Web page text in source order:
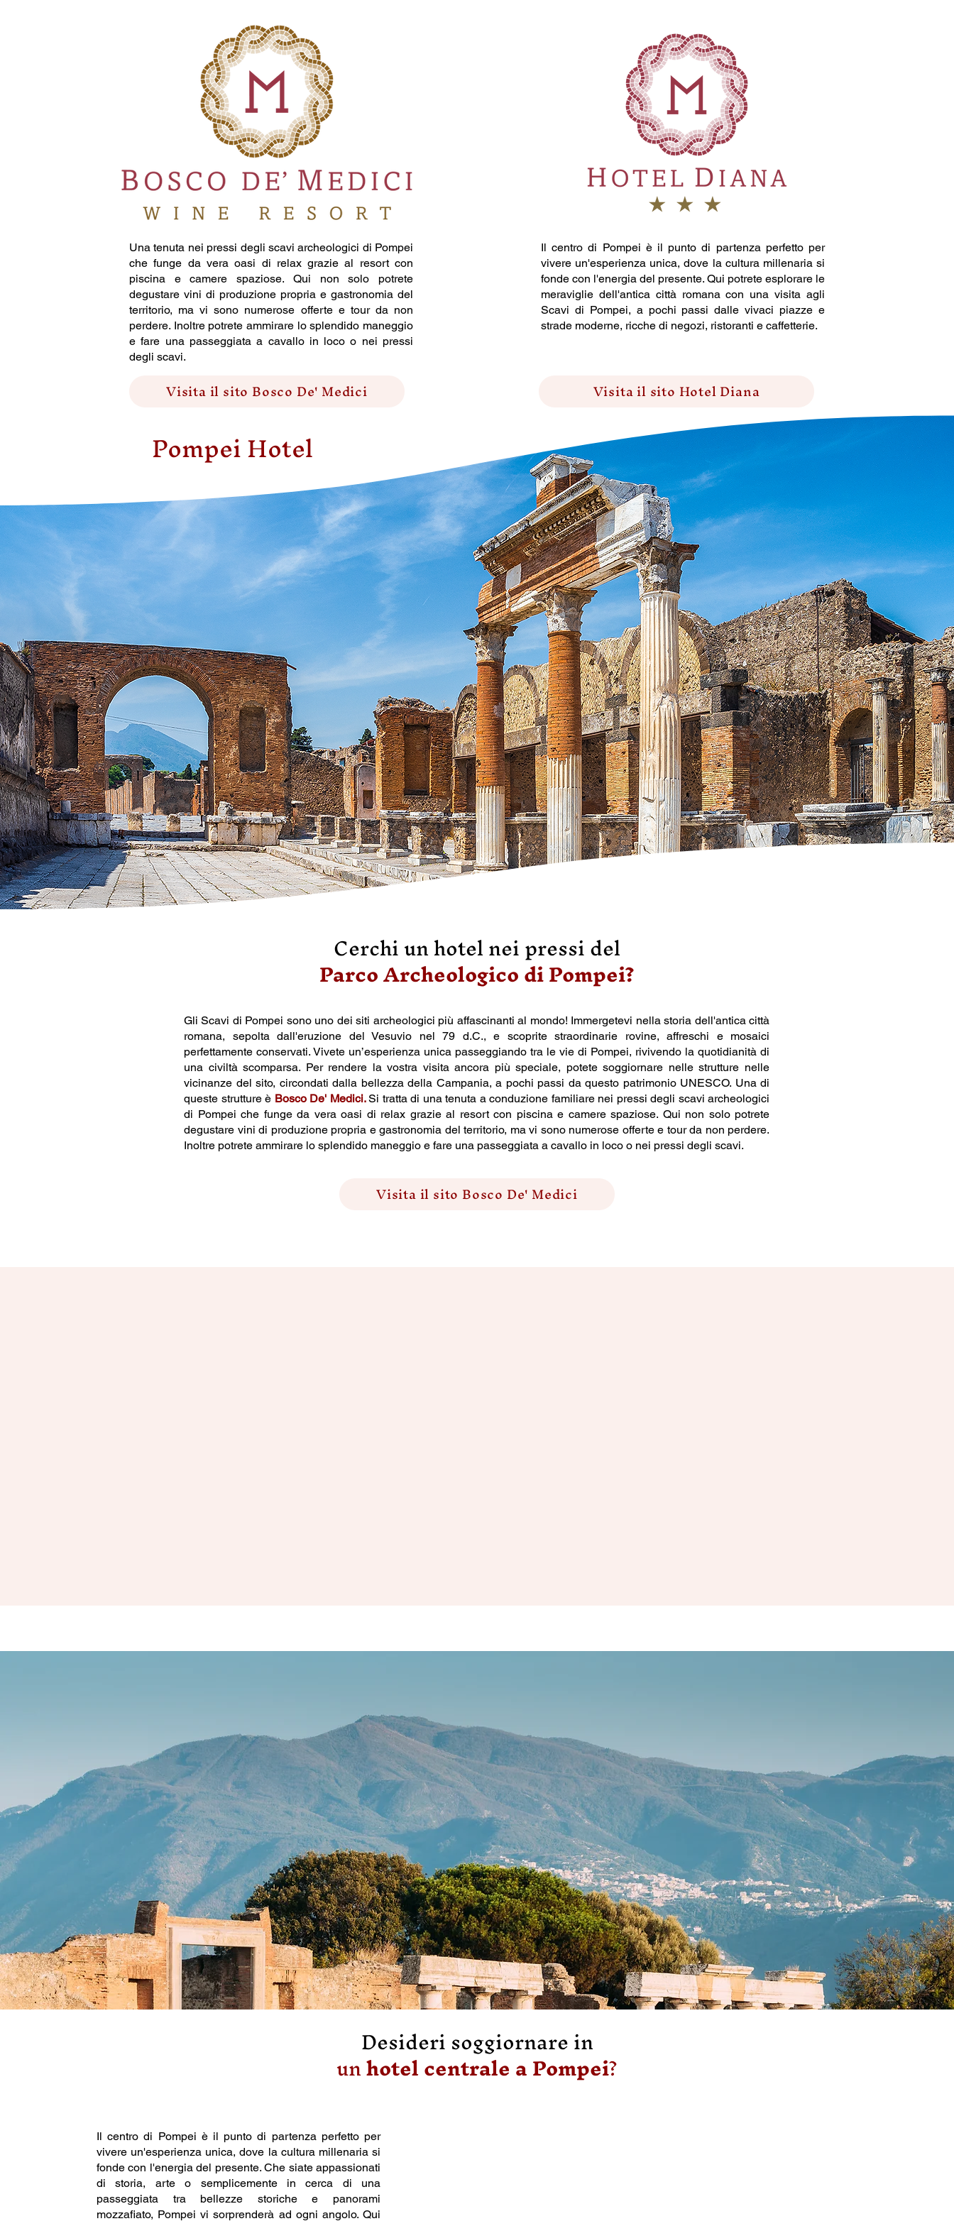
Una tenuta nei pressi degli scavi archeologici di Pompei
che funge da vera oasi di relax grazie al resort con
piscina e camere spaziose. Qui non solo potrete
degustare vini di produzione propria e gastronomia del
territorio, ma vi sono numerose offerte e tour da non
perdere. Inoltre potrete ammirare lo splendido maneggio
e fare una passeggiata a cavallo in loco o nei pressi
degli scavi.
Visita il sito Bosco De' Medici
Il centro di Pompei è il punto di partenza perfetto per
vivere un'esperienza unica, dove la cultura millenaria si
fonde con l'energia del presente. Qui potrete esplorare le
meraviglie dell'antica città romana con una visita agli
Scavi di Pompei, a pochi passi dalle vivaci piazze e
strade moderne, ricche di negozi, ristoranti e caffetterie.
Visita il sito Hotel Diana
Pompei Hotel
Cerchi un hotel nei pressi del
Parco Archeologico di Pompei?
Gli Scavi di Pompei sono uno dei siti archeologici più affascinanti al mondo! Immergetevi nella storia dell'antica città
romana, sepolta dall'eruzione del Vesuvio nel 79 d.C., e scoprite straordinarie rovine, affreschi e mosaici
perfettamente conservati. Vivete un’esperienza unica passeggiando tra le vie di Pompei, rivivendo la quotidianità di
una civiltà scomparsa. Per rendere la vostra visita ancora più speciale, potete soggiornare nelle strutture nelle
vicinanze del sito, circondati dalla bellezza della Campania, a pochi passi da questo patrimonio UNESCO. Una di
queste strutture è Bosco De' Medici.Si tratta di una tenuta a conduzione familiare nei pressi degli scavi archeologici
di Pompei che funge da vera oasi di relax grazie al resort con piscina e camere spaziose. Qui non solo potrete
degustare vini di produzione propria e gastronomia del territorio, ma vi sono numerose offerte e tour da non perdere.
Inoltre potrete ammirare lo splendido maneggio e fare una passeggiata a cavallo in loco o nei pressi degli scavi.
Visita il sito Bosco De' Medici
Desideri soggiornare in
unhotel centrale a Pompei?
Il centro di Pompei è il punto di partenza perfetto per
vivere un'esperienza unica, dove la cultura millenaria si
fonde con l'energia del presente. Che siate appassionati
di storia, arte o semplicemente in cerca di una
passeggiata tra bellezze storiche e panorami
mozzafiato, Pompei vi sorprenderà ad ogni angolo. Qui